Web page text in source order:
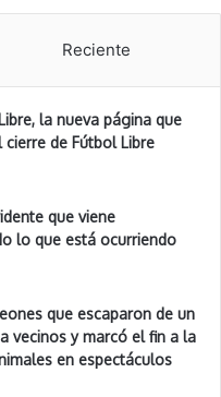
Reciente
la nueva página que
de Fútbol Libre
que viene
lo que está ocurriendo
que escaparon de un
vecinos y marcó el fin a la
en espectáculos